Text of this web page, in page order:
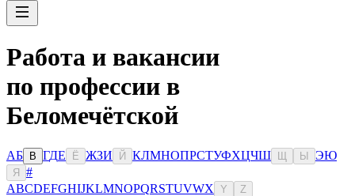
Работа и вакансии
по профессии в
Беломечётской
АБ В ГДЕ Ё ЖЗИ Й КЛМНОПРСТУФХЦЧШ Ы ЭЮ
Я
#
ABCDEFGHIJKLMNOPQRSTUVWX Y Z